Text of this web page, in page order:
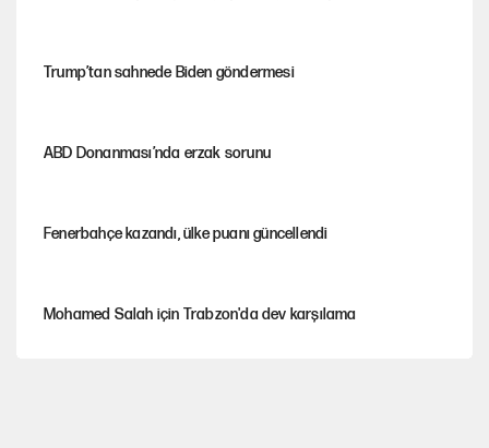
Trump’tan sahnede Biden göndermesi
ABD Donanması’nda erzak sorunu
Fenerbahçe kazandı, ülke puanı güncellendi
Mohamed Salah için Trabzon'da dev karşılama